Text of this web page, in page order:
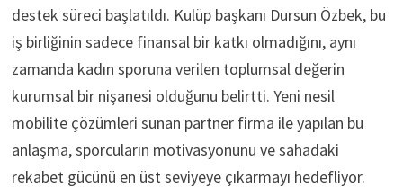
destek süreci başlatıldı. Kulüp başkanı Dursun Özbek, bu
iş birliğinin sadece finansal bir katkı olmadığını, aynı
zamanda kadın sporuna verilen toplumsal değerin
kurumsal bir nişanesi olduğunu belirtti. Yeni nesil
mobilite çözümleri sunan partner firma ile yapılan bu
anlaşma, sporcuların motivasyonunu ve sahadaki
rekabet gücünü en üst seviyeye çıkarmayı hedefliyor.